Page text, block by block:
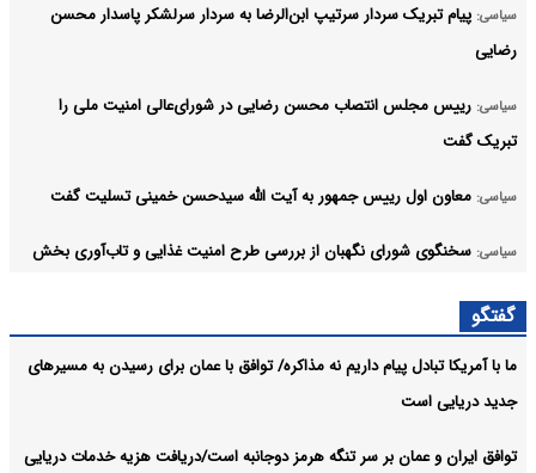
سیاسی: پیام تبریک سردار سرتیپ ابن‌الرضا به سردار سرلشکر پاسدار محسن
رضایی
سیاسی: رییس مجلس انتصاب محسن رضایی در شورای‌عالی امنیت ملی را
تبریک گفت
سیاسی: معاون اول رییس جمهور به آیت الله سیدحسن خمینی تسلیت گفت
سیاسی: سخنگوی شورای نگهبان از بررسی طرح امنیت غذایی و تاب‌آوری بخش
سیاسی: رئیس‌جمهور به سید حسن خمینی تسلیت گفت
آرشیو
گفتگو
ما با آمریکا تبادل پیام داریم نه مذاکره/ توافق با عمان برای رسیدن به مسیرهای
جدید دریایی است
توافق ایران و عمان بر سر تنگه هرمز دوجانبه است/دریافت هزیه خدمات دریایی